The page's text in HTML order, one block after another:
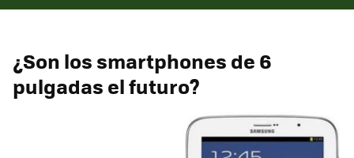
¿Son los smartphones de 6
pulgadas el futuro?